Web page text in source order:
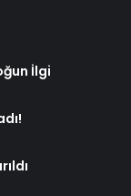
İlgi